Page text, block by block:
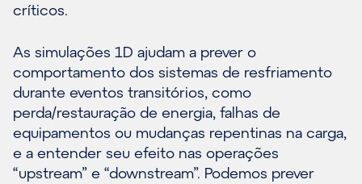
críticos.
As simulações 1D ajudam a prever o
comportamento dos sistemas de resfriamento
durante eventos transitórios, como
perda/restauração de energia, falhas de
equipamentos ou mudanças repentinas na carga,
e a entender seu efeito nas operações
“upstream” e “downstream”. Podemos prever